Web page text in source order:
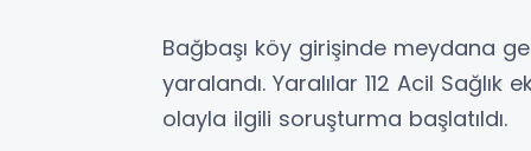
Bağbaşı köy girişinde meydana
yaralandı. Yaralılar 112 Acil Sağlık
olayla ilgili soruşturma başlatıldı.